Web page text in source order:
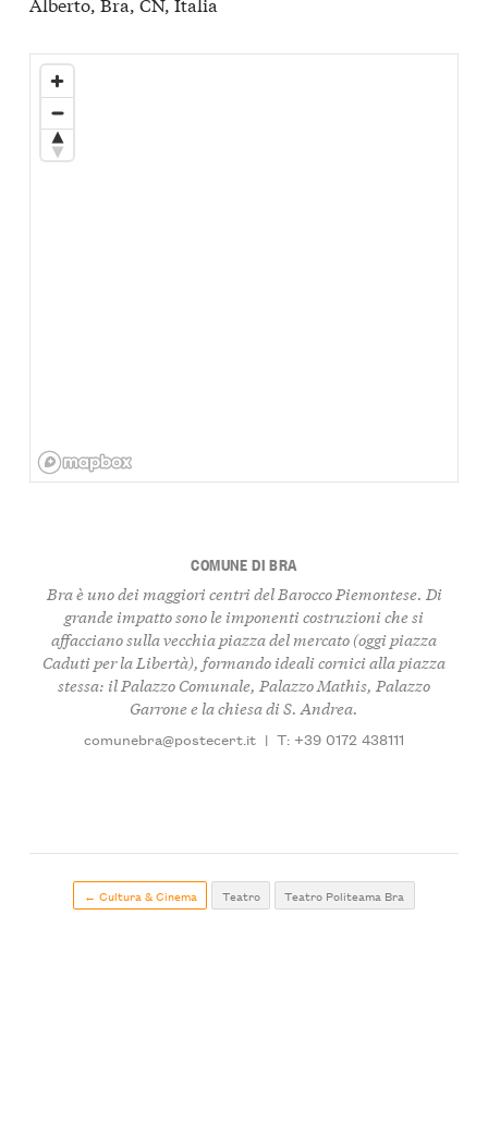
COMUNE DI BRA
Bra è uno dei maggiori centri del Barocco Piemontese. Di
grande impatto sono le imponenti costruzioni che si
affacciano sulla vecchia piazza del mercato (oggi piazza
Caduti per la Libertà), formando ideali cornici alla piazza
stessa: il Palazzo Comunale, Palazzo Mathis, Palazzo
Garrone e la chiesa di S. Andrea.
comunebra@postecert.it | T: +39 0172 438111
← Cultura & Cinema Teatro Teatro Politeama Bra